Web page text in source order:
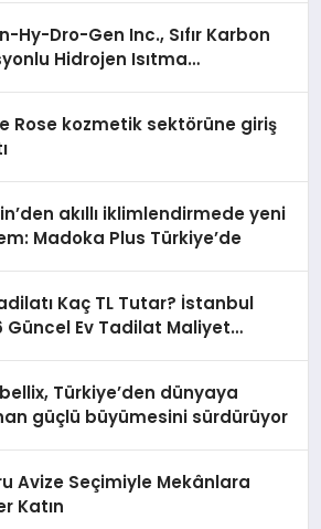
Hy-Dro-Gen Inc., Sıfır Karbon
Hidrojen Isıtma
Rose kozmetik sektörüne giriş
akıllı iklimlendirmede yeni
Madoka Plus Türkiye’de
Kaç TL Tutar? İstanbul
Güncel Ev Tadilat Maliyet
Türkiye’den dünyaya
güçlü büyümesini sürdürüyor
Avize Seçimiyle Mekânlara
Katın